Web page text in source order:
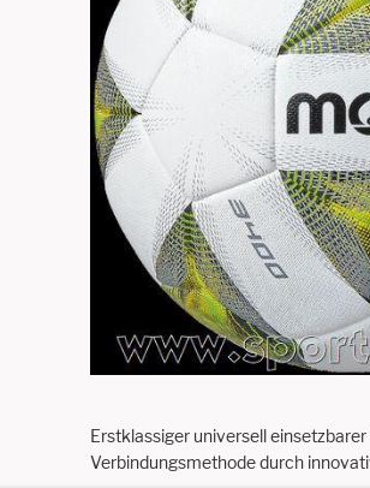
Erstklassiger universell
Verbindungsmethode durch